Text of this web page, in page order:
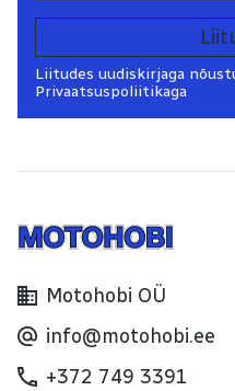
Liitudes uudiskirjaga
Privaatsuspoliitikaga
Motohobi OÜ
info@motohobi.ee
+372 749 3391